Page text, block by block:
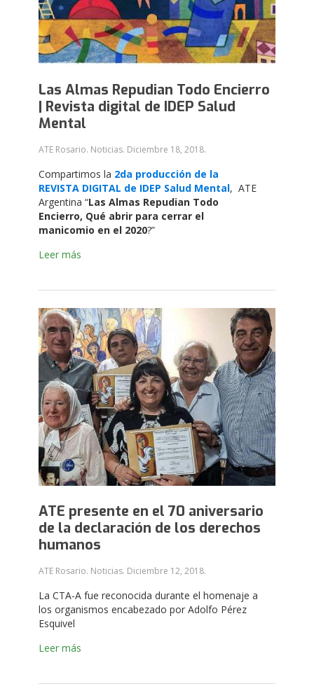
Las Almas Repudian Todo Encierro
| Revista digital de IDEP Salud
Mental
ATE Rosario. Noticias. Diciembre 18, 2018.
Compartimos la 2da producción de la
REVISTA DIGITAL de IDEP Salud Mental, ATE
Argentina “Las Almas Repudian Todo
Encierro, Qué abrir para cerrar el
manicomio en el 2020?”
Leer más
ATE presente en el 70 aniversario
de la declaración de los derechos
humanos
ATE Rosario. Noticias. Diciembre 12, 2018.
La CTA-A fue reconocida durante el homenaje a
los organismos encabezado por Adolfo Pérez
Esquivel
Leer más